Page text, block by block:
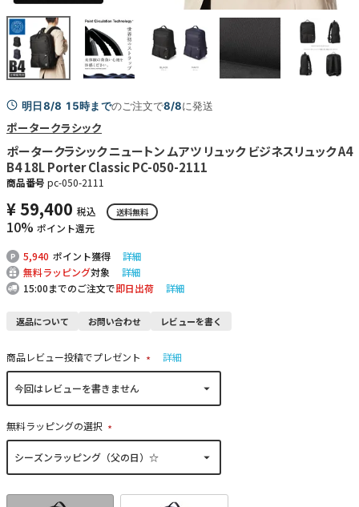
明日8/8 15時までのご注文で8/8に発送
ポータークラシック
ポータークラシック ニュートン ムアツ リュック ビジネスリュック A4
B4 18L Porter Classic PC-050-2111
商品番号 pc-050-2111
¥59,400 税込 送料無料
10% ポイント還元
5,940 ポイント獲得
詳細
無料ラッピング対象
詳細
15:00までのご注文で即日出荷 詳細
返品について お問い合わせ レビューを書く
商品レビュー投稿でプレゼント
(
詳細
無料ラッピングの選択
(
必